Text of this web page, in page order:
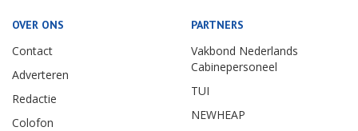
OVER ONS
Contact
Adverteren
Redactie
Colofon
PARTNERS
Vakbond Nederlands
Cabinepersoneel
TUI
NEWHEAP